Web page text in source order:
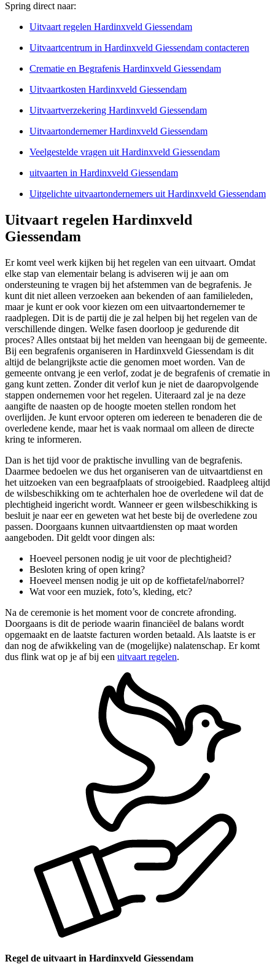
Spring direct naar:
Uitvaart regelen Hardinxveld Giessendam
Uitvaartcentrum in Hardinxveld Giessendam contacteren
Crematie en Begrafenis Hardinxveld Giessendam
Uitvaartkosten Hardinxveld Giessendam
Uitvaartverzekering Hardinxveld Giessendam
Uitvaartondernemer Hardinxveld Giessendam
Veelgestelde vragen uit Hardinxveld Giessendam
uitvaarten in Hardinxveld Giessendam
Uitgelichte uitvaartondernemers uit Hardinxveld Giessendam
Uitvaart regelen Hardinxveld
Giessendam
Er komt veel werk kijken bij het regelen van een uitvaart. Omdat
elke stap van elementair belang is adviseren wij je aan om
ondersteuning te vragen bij het afstemmen van de begrafenis. Je
kunt dit niet alleen verzoeken aan bekenden of aan familieleden,
maar je kunt er ook voor kiezen om een uitvaartondernemer te
raadplegen. Dit is de partij die je zal helpen bij het regelen van de
verschillende dingen. Welke fasen doorloop je gedurende dit
proces? Alles ontstaat bij het melden van heengaan bij de gemeente.
Bij een begrafenis organiseren in Hardinxveld Giessendam is dit
altijd de belangrijkste actie die genomen moet worden. Van de
gemeente ontvang je een verlof, zodat je de begrafenis of crematie in
gang kunt zetten. Zonder dit verlof kun je niet de daaropvolgende
stappen ondernemen voor het regelen. Uiteraard zal je na deze
aangifte de naasten op de hoogte moeten stellen rondom het
overlijden. Je kunt ervoor opteren om iedereen te benaderen die de
overledene kende, maar het is vaak normaal om alleen de directe
kring te informeren.
Dan is het tijd voor de praktische invulling van de begrafenis.
Daarmee bedoelen we dus het organiseren van de uitvaartdienst en
het uitzoeken van een begraafplaats of strooigebied. Raadpleeg altijd
de wilsbeschikking om te achterhalen hoe de overledene wil dat de
plechtigheid ingericht wordt. Wanneer er geen wilsbeschikking is
besluit je naar eer en geweten wat het beste bij de overledene zou
passen. Doorgaans kunnen uitvaartdiensten op maat worden
aangeboden. Dit geldt voor dingen als:
Hoeveel personen nodig je uit voor de plechtigheid?
Besloten kring of open kring?
Hoeveel mensen nodig je uit op de koffietafel/naborrel?
Wat voor een muziek, foto’s, kleding, etc?
Na de ceremonie is het moment voor de concrete afronding.
Doorgaans is dit de periode waarin financiëel de balans wordt
opgemaakt en de laatste facturen worden betaald. Als laatste is er
dan nog de afwikkeling van de (mogelijke) nalatenschap. Er komt
dus flink wat op je af bij een uitvaart regelen.
Regel de uitvaart in Hardinxveld Giessendam